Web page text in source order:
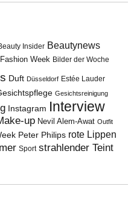
Insider Beautynews
Week Bilder der Woche
Duft Düsseldorf Estée Lauder
Gesichtsreinigung
Instagram Interview
up Nevil Alem-Awat Outfit
Peter Philips rote Lippen
Sport strahlender Teint